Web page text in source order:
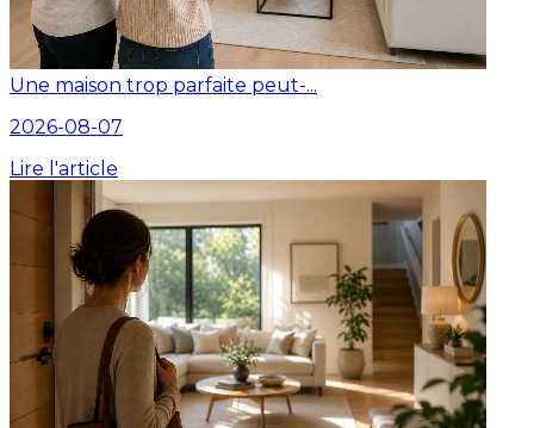
Une maison trop parfaite peut-...
2026-08-07
Lire l'article